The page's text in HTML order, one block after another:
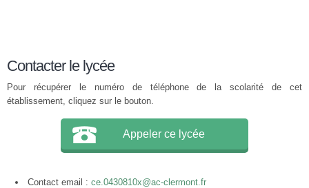
Contacter le lycée
Pour récupérer le numéro de téléphone de la scolarité de cet
établissement, cliquez sur le bouton.
Appeler ce lycée
Contact email : ce.0430810x@ac-clermont.fr